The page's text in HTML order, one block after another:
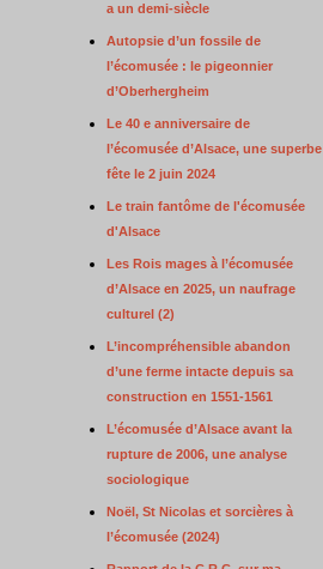
a un demi-siècle
Autopsie d’un fossile de
l’écomusée : le pigeonnier
d’Oberhergheim
Le 40 e anniversaire de
l’écomusée d’Alsace, une superbe
fête le 2 juin 2024
Le train fantôme de l'écomusée
d'Alsace
Les Rois mages à l’écomusée
d’Alsace en 2025, un naufrage
culturel (2)
L’incompréhensible abandon
d’une ferme intacte depuis sa
construction en 1551-1561
L’écomusée d’Alsace avant la
rupture de 2006, une analyse
sociologique
Noël, St Nicolas et sorcières à
l’écomusée (2024)